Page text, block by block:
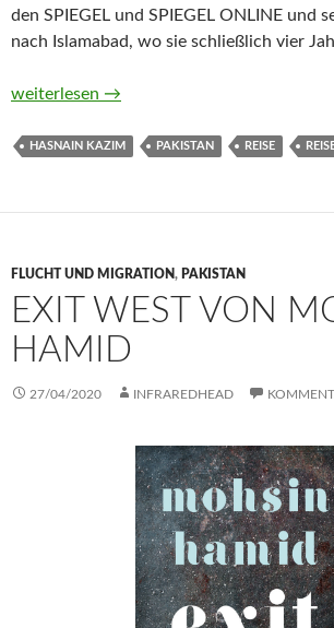
den SPIEGEL und SPIEGEL ONLINE und
nach Islamabad, wo sie schließlich vier
Plötzlich Pakistan. Mein Leben im
weiterlesen →
HASNAIN KAZIM PAKISTAN REISE
FLUCHT UND MIGRATION, PAKISTAN
EXIT WEST VON
HAMID
27/04/2020 INFRAREDHEAD